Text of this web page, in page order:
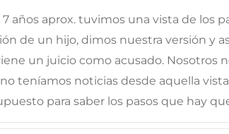
7 años aprox. tuvimos una vista de los
de un hijo, dimos nuestra versión y
un juicio como acusado. Nosotros
teníamos noticias desde aquella
para saber los pasos que hay